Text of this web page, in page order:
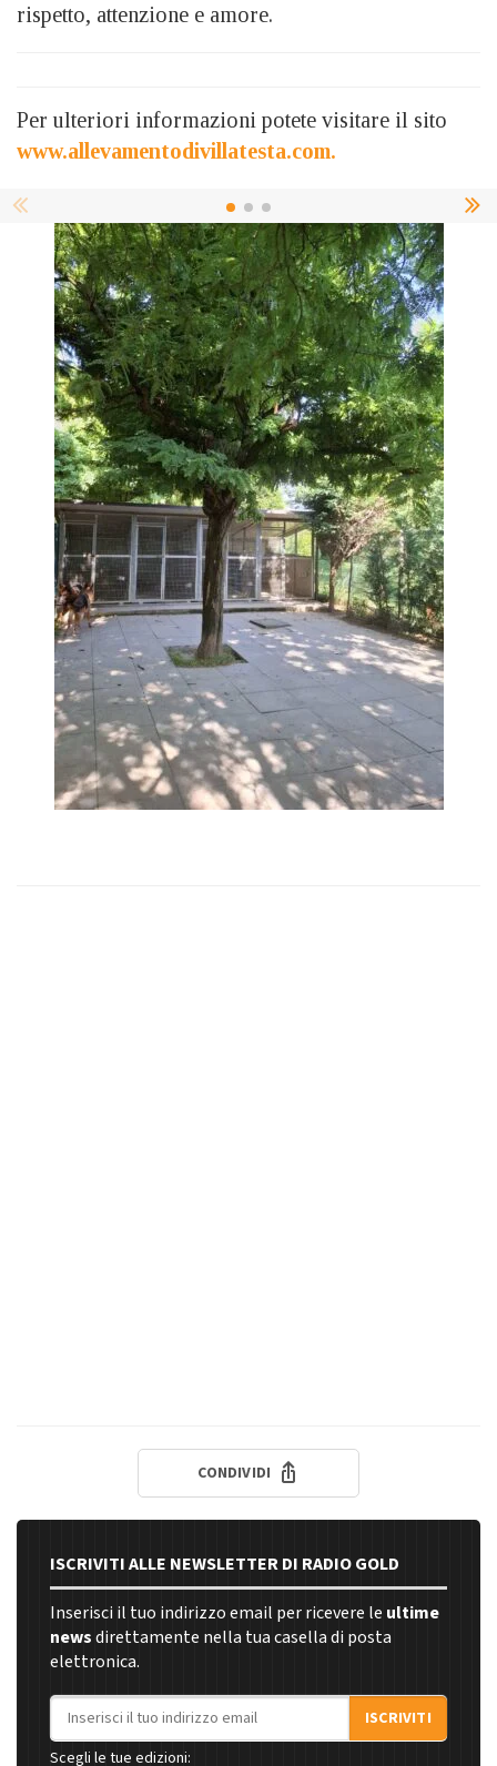
rispetto, attenzione e amore.
Per ulteriori informazioni potete visitare il sito
www.allevamentodivillatesta.com.
CONDIVIDI
ISCRIVITI ALLE NEWSLETTER DI RADIO GOLD
Inserisci il tuo indirizzo email per ricevere le ultime
newsdirettamente nella tua casella di posta
elettronica.
Indirizzo email
ISCRIVITI
Scegli le tue edizioni: